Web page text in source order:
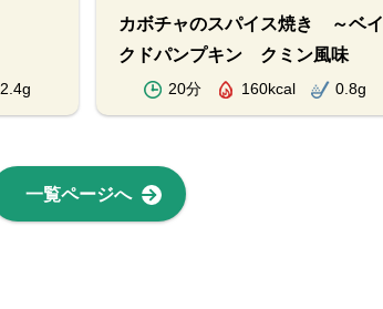
2.4g
カボチャのスパイス焼き ～ベイ
クドパンプキン クミン風味
20分 160kcal 0.8g
一覧ページへ